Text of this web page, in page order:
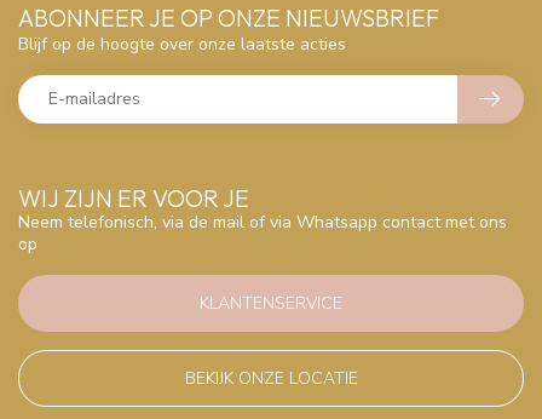
WIJ ZIJN ER VOOR JE
Neem telefonisch, via de mail of via Whatsapp contact met ons
op
KLANTENSERVICE
BEKIJK ONZE LOCATIE
ABONNEER JE OP ONZE NIEUWSBRIEF
Blijf op de hoogte over onze laatste acties